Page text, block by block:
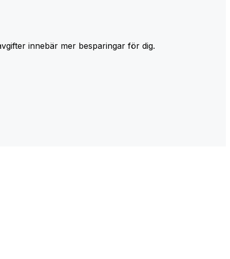
innebär mer besparingar för dig.